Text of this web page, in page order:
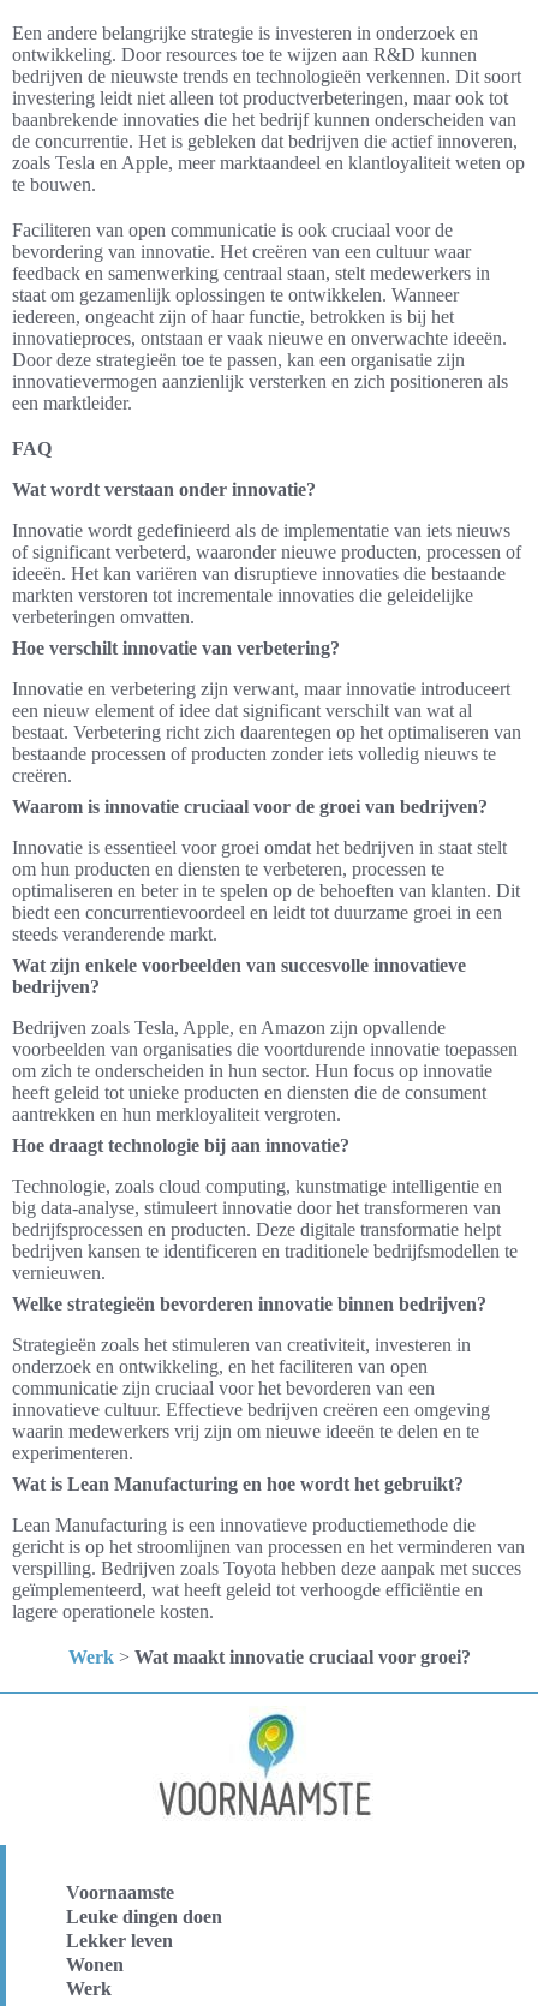
Een andere belangrijke strategie is investeren in onderzoek en
ontwikkeling. Door resources toe te wijzen aan R&D kunnen
bedrijven de nieuwste trends en technologieën verkennen. Dit soort
investering leidt niet alleen tot productverbeteringen, maar ook tot
baanbrekende innovaties die het bedrijf kunnen onderscheiden van
de concurrentie. Het is gebleken dat bedrijven die actief innoveren,
zoals Tesla en Apple, meer marktaandeel en klantloyaliteit weten op
te bouwen.
Faciliteren van open communicatie is ook cruciaal voor de
bevordering van innovatie. Het creëren van een cultuur waar
feedback en samenwerking centraal staan, stelt medewerkers in
staat om gezamenlijk oplossingen te ontwikkelen. Wanneer
iedereen, ongeacht zijn of haar functie, betrokken is bij het
innovatieproces, ontstaan er vaak nieuwe en onverwachte ideeën.
Door deze strategieën toe te passen, kan een organisatie zijn
innovatievermogen aanzienlijk versterken en zich positioneren als
een marktleider.
FAQ
Wat wordt verstaan onder innovatie?
Innovatie wordt gedefinieerd als de implementatie van iets nieuws
of significant verbeterd, waaronder nieuwe producten, processen of
ideeën. Het kan variëren van disruptieve innovaties die bestaande
markten verstoren tot incrementale innovaties die geleidelijke
verbeteringen omvatten.
Hoe verschilt innovatie van verbetering?
Innovatie en verbetering zijn verwant, maar innovatie introduceert
een nieuw element of idee dat significant verschilt van wat al
bestaat. Verbetering richt zich daarentegen op het optimaliseren van
bestaande processen of producten zonder iets volledig nieuws te
creëren.
Waarom is innovatie cruciaal voor de groei van bedrijven?
Innovatie is essentieel voor groei omdat het bedrijven in staat stelt
om hun producten en diensten te verbeteren, processen te
optimaliseren en beter in te spelen op de behoeften van klanten. Dit
biedt een concurrentievoordeel en leidt tot duurzame groei in een
steeds veranderende markt.
Wat zijn enkele voorbeelden van succesvolle innovatieve
bedrijven?
Bedrijven zoals Tesla, Apple, en Amazon zijn opvallende
voorbeelden van organisaties die voortdurende innovatie toepassen
om zich te onderscheiden in hun sector. Hun focus op innovatie
heeft geleid tot unieke producten en diensten die de consument
aantrekken en hun merkloyaliteit vergroten.
Hoe draagt technologie bij aan innovatie?
Technologie, zoals cloud computing, kunstmatige intelligentie en
big data-analyse, stimuleert innovatie door het transformeren van
bedrijfsprocessen en producten. Deze digitale transformatie helpt
bedrijven kansen te identificeren en traditionele bedrijfsmodellen te
vernieuwen.
Welke strategieën bevorderen innovatie binnen bedrijven?
Strategieën zoals het stimuleren van creativiteit, investeren in
onderzoek en ontwikkeling, en het faciliteren van open
communicatie zijn cruciaal voor het bevorderen van een
innovatieve cultuur. Effectieve bedrijven creëren een omgeving
waarin medewerkers vrij zijn om nieuwe ideeën te delen en te
experimenteren.
Wat is Lean Manufacturing en hoe wordt het gebruikt?
Lean Manufacturing is een innovatieve productiemethode die
gericht is op het stroomlijnen van processen en het verminderen van
verspilling. Bedrijven zoals Toyota hebben deze aanpak met succes
geïmplementeerd, wat heeft geleid tot verhoogde efficiëntie en
lagere operationele kosten.
Werk> Wat maakt innovatie cruciaal voor groei?
Voornaamste
Leuke dingen doen
Lekker leven
Wonen
Werk